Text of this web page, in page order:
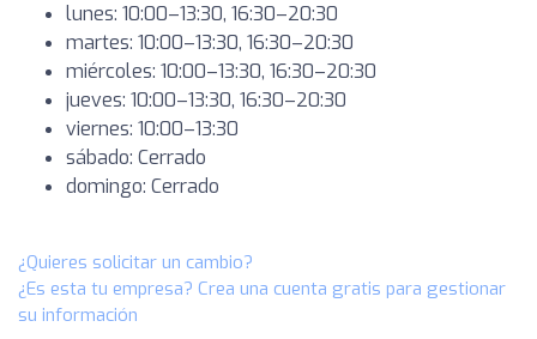
lunes: 10:00–13:30, 16:30–20:30
martes: 10:00–13:30, 16:30–20:30
miércoles: 10:00–13:30, 16:30–20:30
jueves: 10:00–13:30, 16:30–20:30
viernes: 10:00–13:30
sábado: Cerrado
domingo: Cerrado
¿Quieres solicitar un cambio?
¿Es esta tu empresa? Crea una cuenta gratis para gestionar
su información